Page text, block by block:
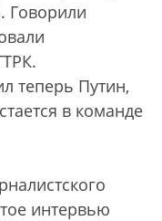
Говорили
теперь Путин,
в команде
интервью